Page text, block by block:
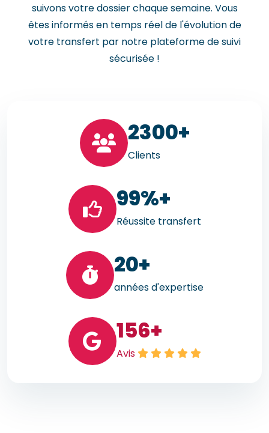
suivons votre dossier chaque semaine. Vous
êtes informés en temps réel de l'évolution de
votre transfert par notre plateforme de suivi
sécurisée !
2300+
Clients
99%+
Réussite transfert
20+
années d'expertise
156+
Avis